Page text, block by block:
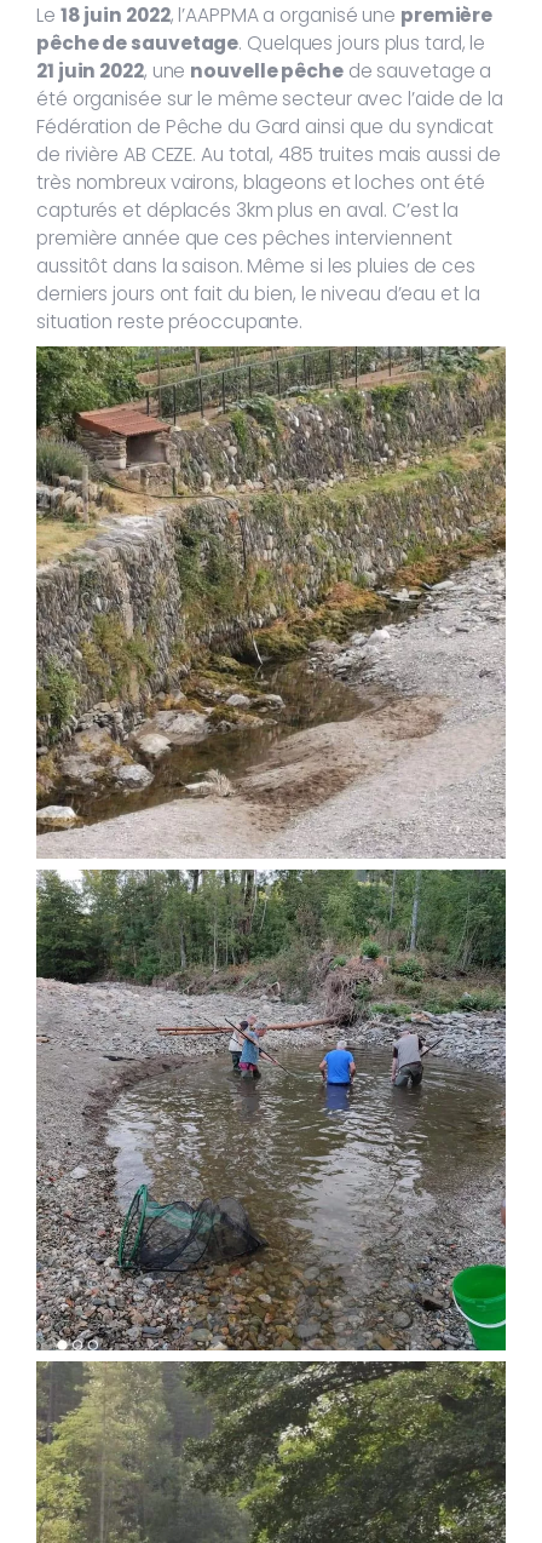
Le 18 juin 2022, l’AAPPMA a organisé une première
pêche de sauvetage. Quelques jours plus tard, le
21 juin 2022, une nouvelle pêchede sauvetage a
été organisée sur le même secteur avec l’aide de la
Fédération de Pêche du Gard ainsi que du syndicat
de rivière AB CEZE. Au total, 485 truites mais aussi de
très nombreux vairons, blageons et loches ont été
capturés et déplacés 3km plus en aval. C’est la
première année que ces pêches interviennent
aussitôt dans la saison. Même si les pluies de ces
derniers jours ont fait du bien, le niveau d’eau et la
situation reste préoccupante.